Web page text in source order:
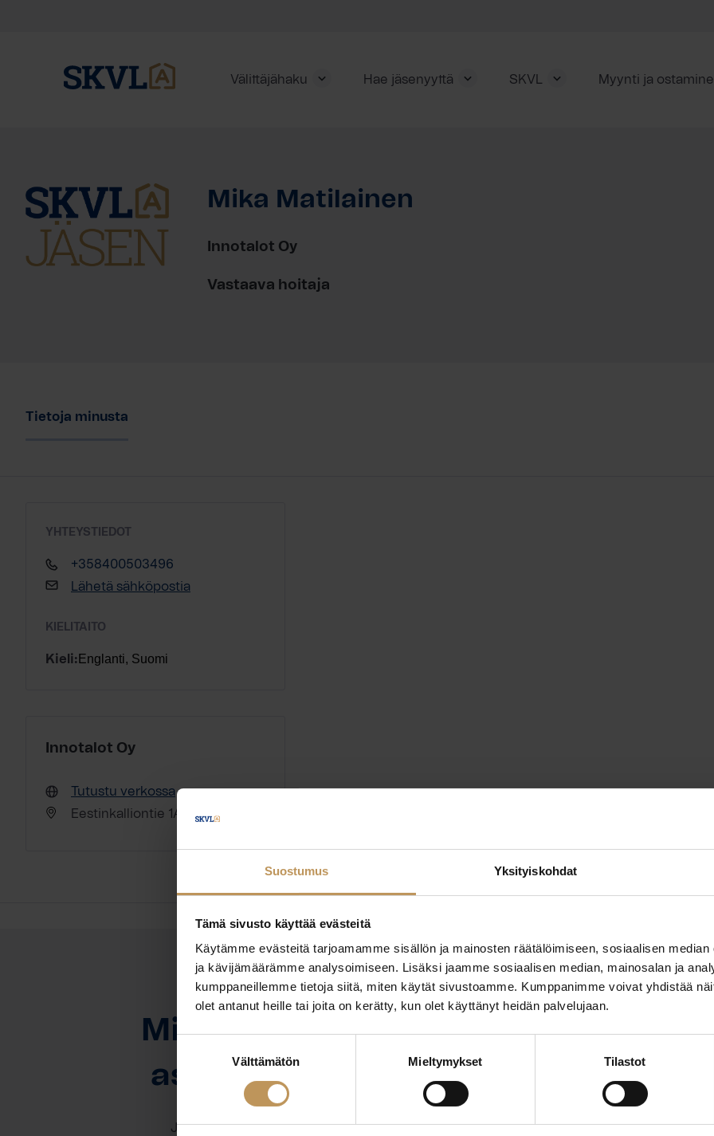
Suostumus Yksityiskohdat
Tämä sivusto käyttää evästeitä
Käytämme evästeitä tarjoamamme sisällön ja mainosten räätälöimiseen, sosiaalisen
ja kävijämäärämme analysoimiseen. Lisäksi jaamme sosiaalisen median, mainosalan ja
kumppaneillemme tietoja siitä, miten käytät sivustoamme. Kumppanimme voivat yhdistää
olet antanut heille tai joita on kerätty, kun olet käyttänyt heidän palvelujaan.
Suostumuksen
Välttämätön Mieltymykset Tilastot
Välittäjähaku Hae jäsenyyttä SKVL Myynti ja
Mika Matilainen
Innotalot Oy
Vastaava hoitaja
Tietoja minusta
YHTEYSTIEDOT
+358400503496
Lähetä sähköpostia
KIELITAITO
Kieli: Englanti, Suomi
Innotalot Oy
Tutustu verkossa
Eestinkalliontie 1A 02280 Espoo
OTA YHTEYTTÄ
Miten voin auttaa
asuntoasioissa?
Jätä yhteystietosi, niin otan yhteyttä